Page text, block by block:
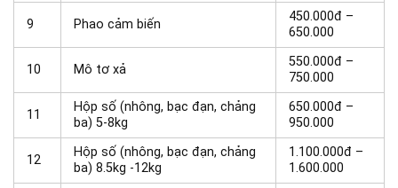
9 Phao cảm biến
450.000đ –
650.000
10 Mô tơ xả
550.000đ –
750.000
11
Hộp số (nhông, bạc đạn, chảng
ba) 5-8kg
650.000đ –
950.000
12
Hộp số (nhông, bạc đạn, chảng
ba) 8.5kg -12kg
1.100.000đ –
1.600.000